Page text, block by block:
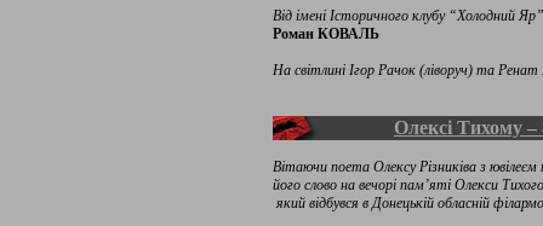
Від імені Історичного клубу “Холодний Яр”
Роман КОВАЛЬ
На світлині Ігор Рачок (ліворуч) та Ренат
Олексі Тихому –
Вітаючи поета Олексу Різниківа з
його слово на вечорі пам’яті Олекси
який відбувся в Донецькій обласній